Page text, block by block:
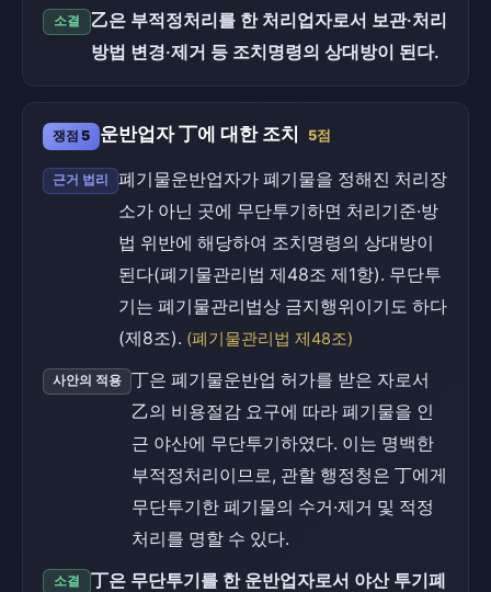
소결
乙은 부적정처리를 한 처리업자로서 보관·처리
방법 변경·제거 등 조치명령의 상대방이 된다.
쟁점 5 운반업자 丁에 대한 조치 5점
근거 법리
폐기물운반업자가 폐기물을 정해진 처리장
소가 아닌 곳에 무단투기하면 처리기준·방
법 위반에 해당하여 조치명령의 상대방이
된다(폐기물관리법 제48조 제1항). 무단투
기는 폐기물관리법상 금지행위이기도 하다
(제8조). (폐기물관리법 제48조)
사안의 적용
丁은 폐기물운반업 허가를 받은 자로서
乙의 비용절감 요구에 따라 폐기물을 인
근 야산에 무단투기하였다. 이는 명백한
부적정처리이므로, 관할 행정청은 丁에게
무단투기한 폐기물의 수거·제거 및 적정
처리를 명할 수 있다.
소결
丁은 무단투기를 한 운반업자로서 야산 투기폐